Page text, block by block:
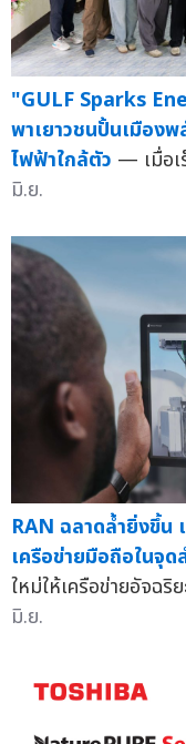
"GULF Sparks
พาเยาวชนปั้นเมือง
ไฟฟ้าใกล้ตัว — เมื่อเ
มิ.ย.
RAN ฉลาดล้ำยิ่งขึ้น
เครือข่ายมือถือในจุ
ใหม่ให้เครือข่ายอัจฉ
มิ.ย.